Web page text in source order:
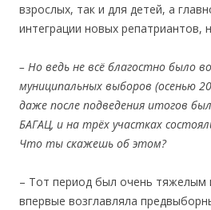
взрослых, так и для детей, а
интеграции новых репатриантов,
– Но ведь не всё благостно было
муниципальных выборов (осенью
даже после подведения итогов был
БАГАЦ, и на трёх участках
Что ты скажешь об этом?
– Тот период был очень тяжелым
впервые возглавляла